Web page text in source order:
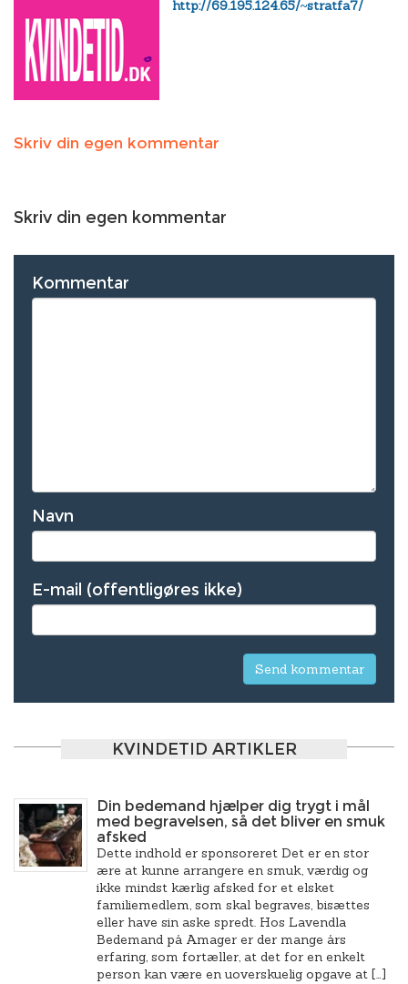
http://69.195.124.65/~stratfa7/
Skriv din egen kommentar
Skriv din egen kommentar
Kommentar
Navn
E-mail (offentligøres ikke)
KVINDETID ARTIKLER
Din bedemand hjælper dig trygt i mål
med begravelsen, så det bliver en smuk
afsked
Dette indhold er sponsoreret Det er en stor
ære at kunne arrangere en smuk, værdig og
ikke mindst kærlig afsked for et elsket
familiemedlem, som skal begraves, bisættes
eller have sin aske spredt. Hos Lavendla
Bedemand på Amager er der mange års
erfaring, som fortæller, at det for en enkelt
person kan være en uoverskuelig opgave at […]